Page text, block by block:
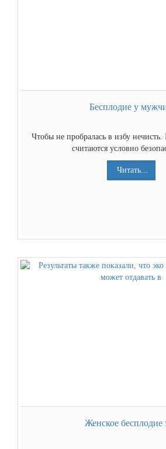
Бесплодие у
Чтобы не пробралась в избу нечисть.
считаются условно
Читать...
Женское бесплодие